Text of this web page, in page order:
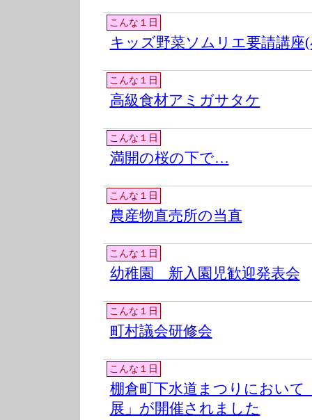
こんな１日
キッズ野菜ソムリエ要請講座
こんな１日
高級食材アミガサタケ
こんな１日
満開の桜の下で…
こんな１日
農産物直売所の当直
こんな１日
幼稚園 新入園児歓迎発表会
こんな１日
町村議会研修会
こんな１日
棚倉町下水道まつりにおいて
展」が開催されました